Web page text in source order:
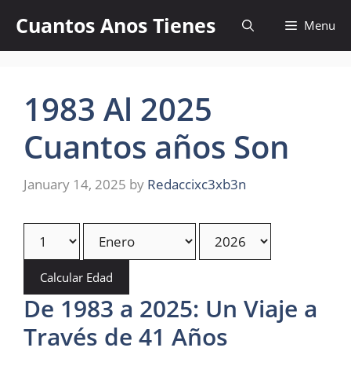
content
Cuantos Anos Tienes Menu
1983 Al 2025
Cuantos años Son
January 14, 2025 by Redaccixc3xb3n
Calcular Edad
De 1983 a 2025: Un Viaje a
Través de 41 Años